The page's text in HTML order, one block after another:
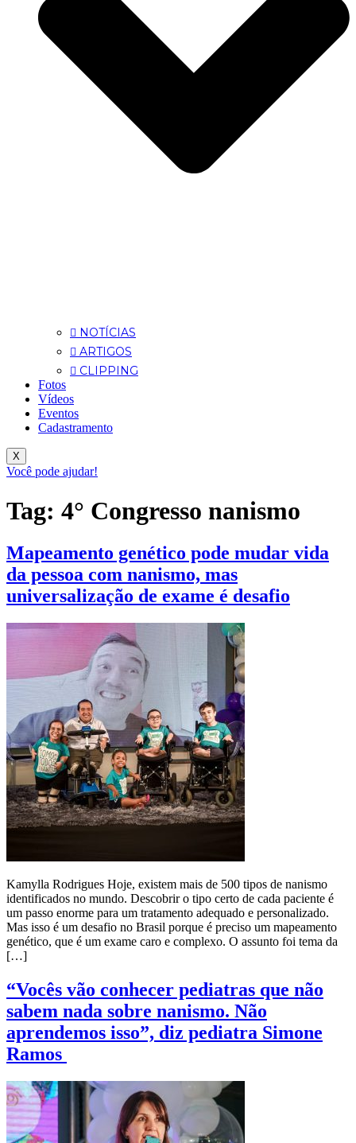
NOTÍCIAS
ARTIGOS
CLIPPING
Fotos
Vídeos
Eventos
Cadastramento
X
Você pode ajudar!
Tag: 4° Congresso nanismo
Mapeamento genético pode mudar vida
da pessoa com nanismo, mas
universalização de exame é desafio
Kamylla Rodrigues Hoje, existem mais de 500 tipos de nanismo
identificados no mundo. Descobrir o tipo certo de cada paciente é
um passo enorme para um tratamento adequado e personalizado.
Mas isso é um desafio no Brasil porque é preciso um mapeamento
genético, que é um exame caro e complexo. O assunto foi tema da
[…]
“Vocês vão conhecer pediatras que não
sabem nada sobre nanismo. Não
aprendemos isso”, diz pediatra Simone
Ramos